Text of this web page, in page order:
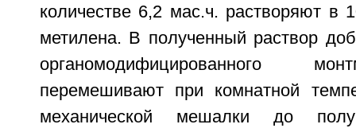
количестве 6,2 мас.ч. растворяют в
метилена. В полученный раствор
органомодифицированного
перемешивают при комнатной
механической мешалки до